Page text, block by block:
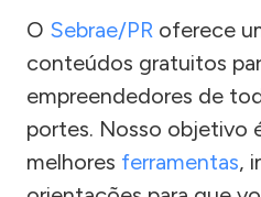
O Sebrae/PR oferece
conteúdos gratuitos
empreendedores de
portes. Nosso objetivo
melhores ferramentas,